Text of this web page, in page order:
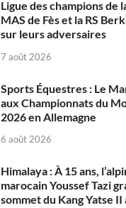
Ligue des champions de
MAS de Fès et la RS
sur leurs adversaires
7 août 2026
Sports Équestres : Le
aux Championnats du
2026 en Allemagne
6 août 2026
Himalaya : À 15 ans,
marocain Youssef Tazi
sommet du Kang Yatse II